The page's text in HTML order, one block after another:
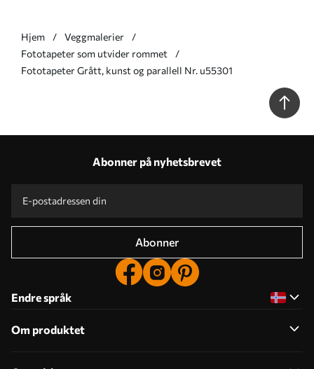
Hjem
Veggmalerier
Fototapeter som utvider rommet
Fototapeter Grått, kunst og parallell Nr. u55301
Abonner på nyhetsbrevet
Abonner
Endre språk
Om produktet